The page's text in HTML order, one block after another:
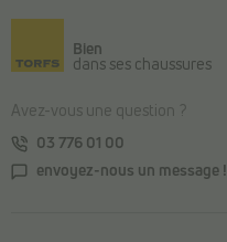
Bien
dans ses chaussures
Avez-vous une question ?
03 776 01 00
envoyez-nous un message !